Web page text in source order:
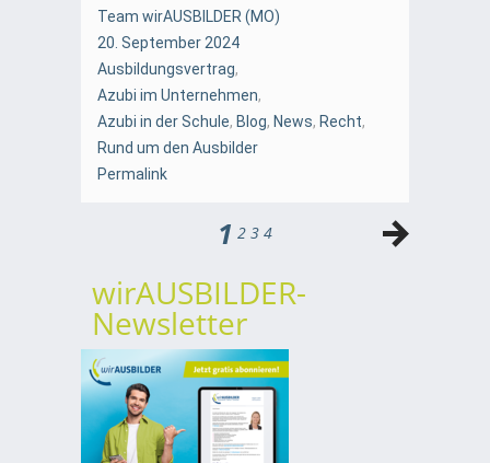
Team wirAUSBILDER (MO)
20. September 2024
Ausbildungsvertrag,
Azubi im Unternehmen,
Azubi in der Schule, Blog, News, Recht,
Rund um den Ausbilder
Permalink
1 2 3 4
wirAUSBILDER-
Newsletter